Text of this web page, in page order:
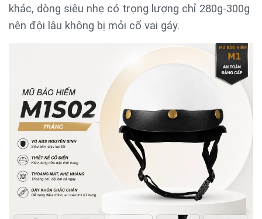
khác, dòng siêu nhẹ có trọng lượng chỉ 280g-300g
nên đội lâu không bị mỏi cổ vai gáy.